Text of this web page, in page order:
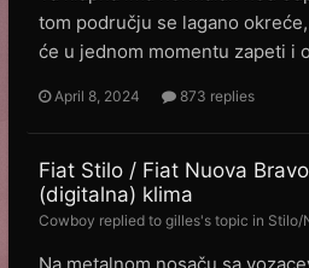
tom području se lagano
će u jednom momentu zapeti i
April 8, 2024 873 replies
Fiat Stilo / Fiat Nuova
(digitalna) klima
Cowboy replied to gilles's topic in Stilo/